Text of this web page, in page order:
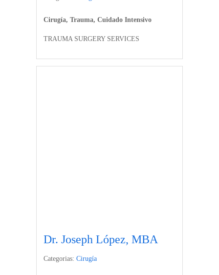
Cirugía, Trauma, Cuidado Intensivo
TRAUMA SURGERY SERVICES
Dr. Joseph López, MBA
Categorias: Cirugía